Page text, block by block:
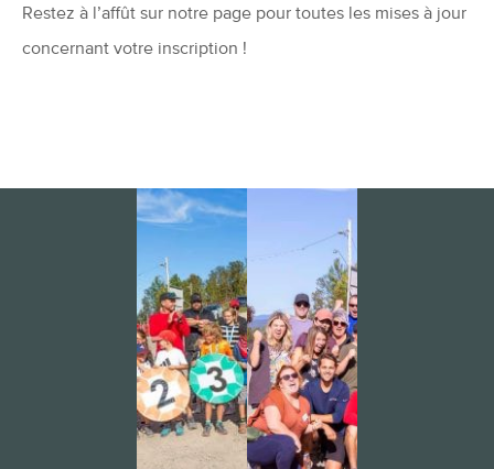
Restez à l’affût sur notre page pour toutes les mises à jour
concernant votre inscription !